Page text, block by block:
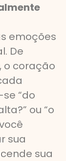
emoções
De
o coração
“do
ou “o
sua
sua